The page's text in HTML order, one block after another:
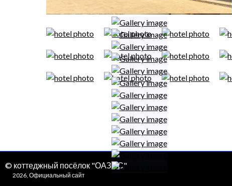
© коттеджный посёлок "ОАЗИС"
2026, Официальный сайт